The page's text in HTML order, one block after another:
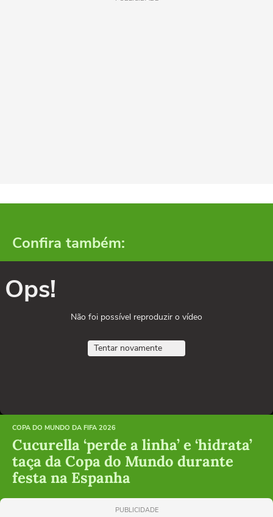
Confira também:
Ops!
Não foi possível reproduzir o vídeo
Tentar novamente
COPA DO MUNDO DA FIFA 2026
Cucurella ‘perde a linha’ e ‘hidrata’
taça da Copa do Mundo durante
festa na Espanha
PUBLICIDADE